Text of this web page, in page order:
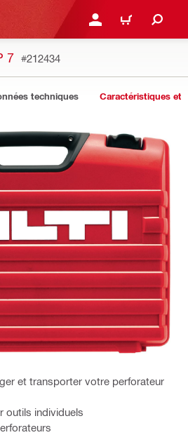
SE CONNECTER OU
PANIER
7 #212434
techniques Caractéristiques et
et transporter votre perforateur
outils individuels